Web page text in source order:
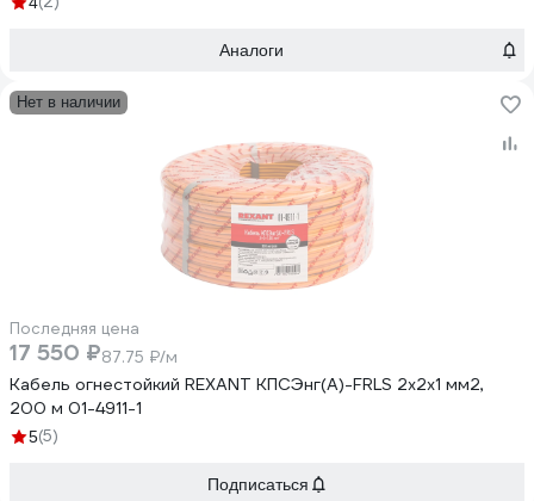
Аналоги
Нет в наличии
Последняя цена
17 550 ₽87.75 ₽/м
Кабель огнестойкий REXANT КПСЭнг(А)-FRLS 2x2x1 мм2,
200 м 01-4911-1
5(5)
Подписаться